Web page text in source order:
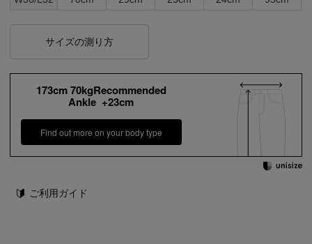
サイズの測り方
173cm 70kgRecommended
Ankle +23cm
Find out more on your body type
ご利用ガイド